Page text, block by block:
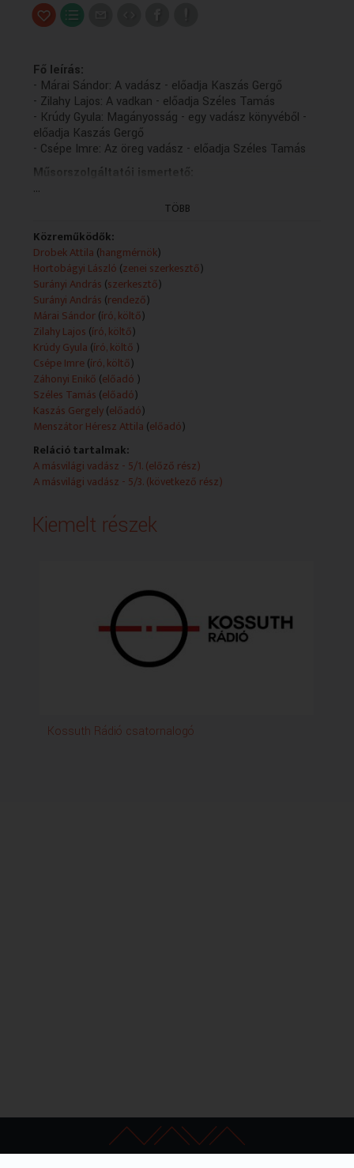
Fő leírás:
- Márai Sándor: A vadász - előadja Kaszás Gergő
- Zilahy Lajos: A vadkan - előadja Széles Tamás
- Krúdy Gyula: Magányosság - egy vadász könyvéből -
előadja Kaszás Gergő
- Csépe Imre: Az öreg vadász - előadja Széles Tamás
Műsorszolgáltatói ismertető:
(12-es korhatár)
Válogatás magyar írók vadásztörténeteiből
vadkacsák - részleteiből összeillesztve
Előadó: Záhonyi Enikő
Márai Sándor: A vadász
Előadó: Kaszás Gergő
Zilahy Lajos: A vadkan
Előadó: Széles Tamás
Krúdy Gyula: Magányosság - egy vadász könyvéből
Előadó: Kaszás Gergő
Csépe Imre: Az öreg vadász
Előadó: Széles Tamás
Hangmérnök: Drobek Attila
Zenei szerkesztő: Hortobágyi László
Szerkesztette és rendezte: Surányi András (2016)
megrendelésére az MTVA megbízásából készítette a
Kaneta Produkció 2016-ban.
(5/3 . rész holnap 21.30)
...
TÖBB
Közreműködők:
Drobek Attila (hangmérnök)
Hortobágyi László (zenei szerkesztő)
Surányi András (szerkesztő)
Surányi András (rendező)
Márai Sándor(író, költő)
Zilahy Lajos (író, költő)
Krúdy Gyula (író, költő )
Csépe Imre(író, költő)
Záhonyi Enikő (előadó )
Széles Tamás (előadó)
Kaszás Gergely(előadó)
Menszátor Héresz Attila (előadó)
Reláció tartalmak:
A másvilági vadász - 5/1. (előző rész)
A másvilági vadász - 5/3. (következő rész)
Kiemelt részek
Kossuth Rádió csatornalogó